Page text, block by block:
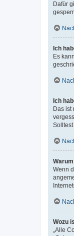
Dafür
Ich
Es
Ich
Das ist
Wenn
Wozu
„Alle